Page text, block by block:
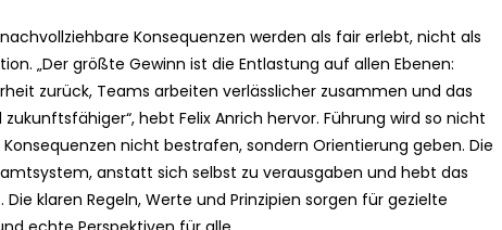
Konsequenzen werden als fair erlebt, nicht als
„Der größte Gewinn ist die Entlastung auf allen Ebenen:
zurück, Teams arbeiten verlässlicher zusammen und das
hebt Felix Anrich hervor. Führung wird so nicht
nicht bestrafen, sondern Orientierung geben. Die
anstatt sich selbst zu verausgaben und hebt das
klaren Regeln, Werte und Prinzipien sorgen für gezielte